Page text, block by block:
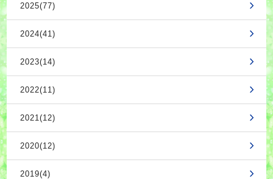
2025(77)
2024(41)
2023(14)
2022(11)
2021(12)
2020(12)
2019(4)